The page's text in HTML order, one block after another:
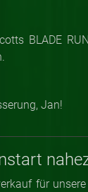
BLADE
Jan!
für